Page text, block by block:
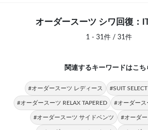
オーダースーツ シワ回復：
1 - 31件 / 31件
関連するキーワードはこち
#オーダースーツ レディース #SUIT
#オーダースーツ RELAX TAPERED #オーダース
#オーダースーツ サイドベンツ #オーダ